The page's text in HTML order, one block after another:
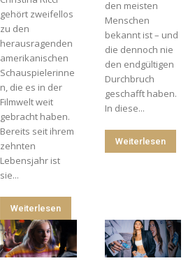
gehört zweifellos
zu den
herausragenden
amerikanischen
Schauspielerinne
n, die es in der
Filmwelt weit
gebracht haben.
Bereits seit ihrem
zehnten
Lebensjahr ist
sie...
Weiterlesen
den meisten
Menschen
bekannt ist – und
die dennoch nie
den endgültigen
Durchbruch
geschafft haben.
In diese...
Weiterlesen